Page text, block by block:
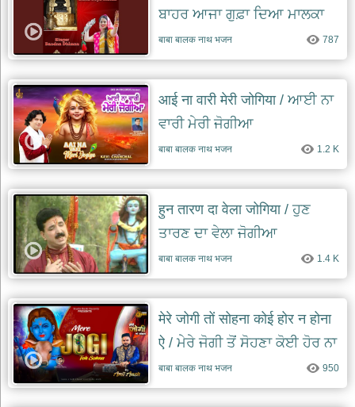
भजन
bhajans
गुरुदेव
भजन
gurudev
bhajans
विविध
भजन
miscellaneous
bhajans
विष्णु
भजन
vishnu
bhajans
बाबा
बालक
नाथ
भजन
baba
balak
bhajans
ਬਾਹਰ ਆਜਾ ਗੁਫ਼ਾ ਦਿਆ ਮਾਲਕਾ
बाबा बालक नाथ भजन 787
आई ना वारी मेरी जोगिया / ਆਈ ਨਾ
ਵਾਰੀ ਮੇਰੀ ਜੋਗੀਆ
बाबा बालक नाथ भजन 1.2 K
हुन तारण दा वेला जोगिया / ਹੁਣ
ਤਾਰਣ ਦਾ ਵੇਲਾ ਜੋਗੀਆ
बाबा बालक नाथ भजन 1.4 K
मेरे जोगी तों सोहना कोई होर न होना
ऐ / ਮੇਰੇ ਜੋਗੀ ਤੋਂ ਸੋਹਣਾ ਕੋਈ ਹੋਰ ਨਾ
ਹੋਣਾ ਏ
बाबा बालक नाथ भजन 950